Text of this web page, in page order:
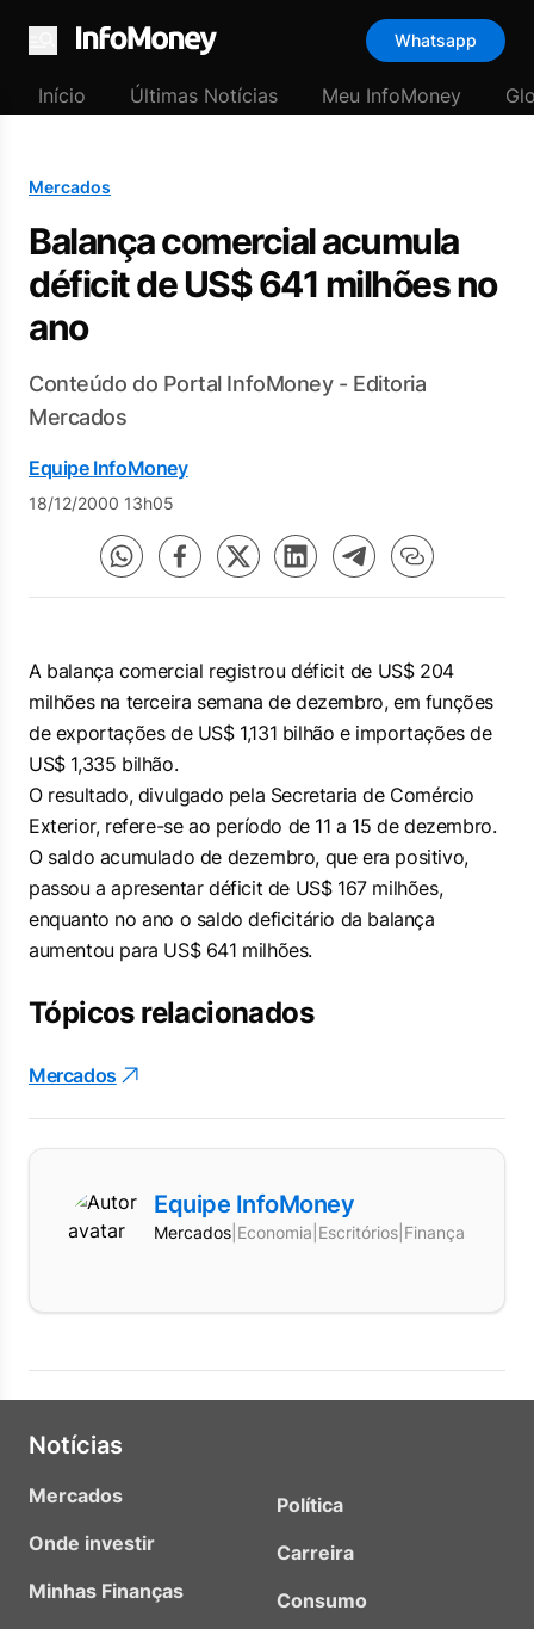
Menu
Whatsapp
Início Últimas Notícias Meu InfoMoney
Mercados
Balança comercial acumula
déficit de US$ 641 milhões no
ano
Conteúdo do Portal InfoMoney - Editoria
Mercados
Equipe InfoMoney
18/12/2000 13h05
A balança comercial registrou déficit de US$ 204
milhões na terceira semana de dezembro, em funções
de exportações de US$ 1,131 bilhão e importações de
US$ 1,335 bilhão.
O resultado, divulgado pela Secretaria de Comércio
Exterior, refere-se ao período de 11 a 15 de dezembro.
O saldo acumulado de dezembro, que era positivo,
passou a apresentar déficit de US$ 167 milhões,
enquanto no ano o saldo deficitário da balança
aumentou para US$ 641 milhões.
Tópicos relacionados
Mercados
Equipe InfoMoney
Mercados Economia Escritórios Finanças
Notícias
Mercados
Onde investir
Minhas Finanças
Política
Carreira
Consumo